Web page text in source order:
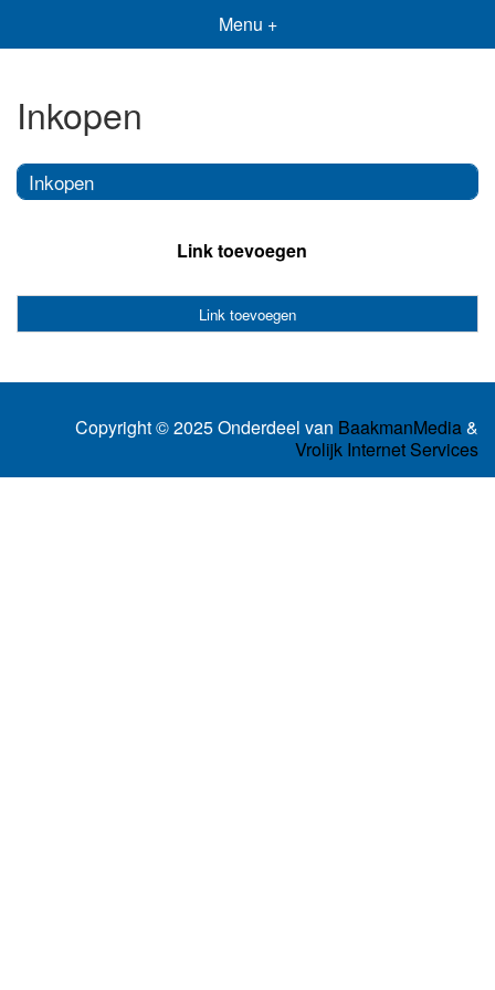
Menu +
Inkopen
Inkopen
Link toevoegen
Link toevoegen
Copyright © 2025 Onderdeel van BaakmanMedia&
Vrolijk Internet Services